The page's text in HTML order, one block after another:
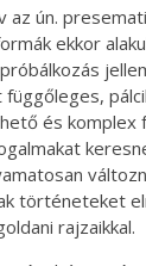
az ún.
ekkor
és komplex
történeteket
rajzaikkal.